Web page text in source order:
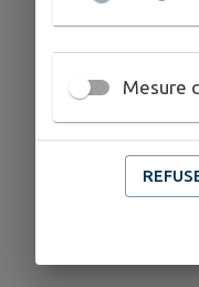
Mesure